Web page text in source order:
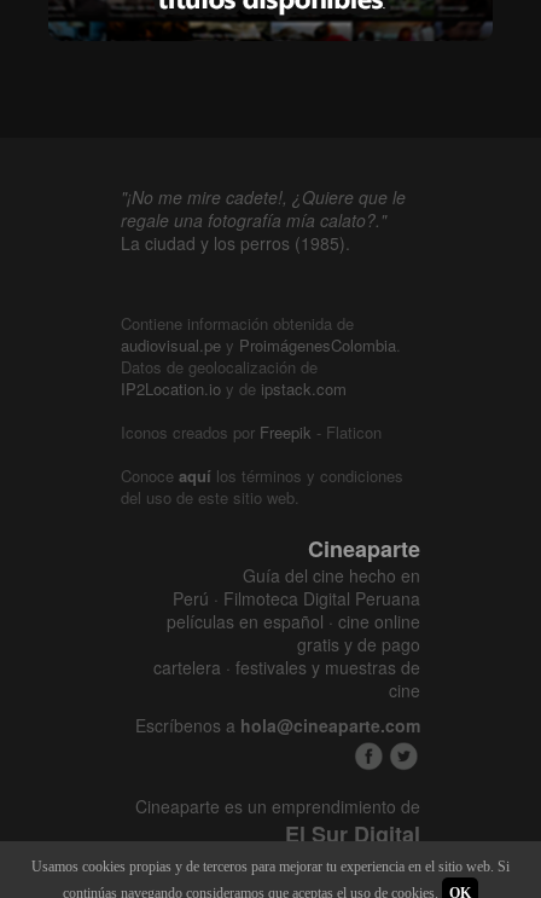
"¡No me mire cadete!, ¿Quiere que le
regale una fotografía mía calato?."
La ciudad y los perros (1985).
Contiene información obtenida de
audiovisual.pe y ProimágenesColombia.
Datos de geolocalización de
IP2Location.io y de ipstack.com
Iconos creados por Freepik - Flaticon
Conoce aquí los términos y condiciones
del uso de este sitio web.
Cineaparte
Guía del cine hecho en
Perú · Filmoteca Digital Peruana
películas en español · cine online
gratis y de pago
cartelera · festivales y muestras de
cine
Escríbenos a hola@cineaparte.com
Cineaparte es un emprendimiento de
El Sur Digital
www.elsurcine.com
Desarrollado porSALA247
Usamos cookies propias y de terceros para mejorar tu experiencia en el sitio web. Si
continúas navegando consideramos que aceptas el uso de cookies.
OK